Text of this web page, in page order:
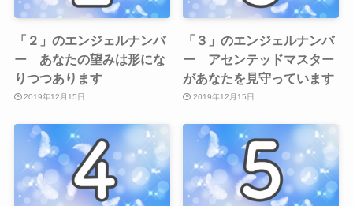
「２」のエンジェルナンバ
ー あなたの望みは形にな
りつつあります
2019年12月15日
「３」のエンジェルナンバ
ー アセンテッドマスター
があなたを見守っています
2019年12月15日